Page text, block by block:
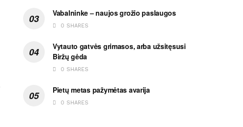
Vabalninke – naujos grožio paslaugos
0 SHARES
Vytauto gatvės grimasos, arba užsitęsusi
Biržų gėda
0 SHARES
Pietų metas pažymėtas avarija
0 SHARES